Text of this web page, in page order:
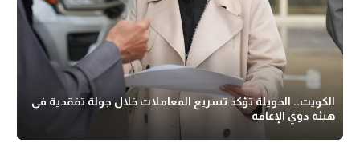
الكويت.. الحويلة تؤكد تسريع المعاملات خلال جولة تفقدية في
هيئة ذوي الإعاقة